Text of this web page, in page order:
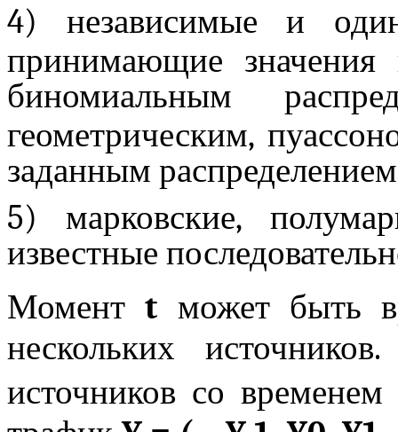
4) независимые и
принимающие
биномиальным
геометрическим,
заданным
5) марковские,
известные
Моментt может быть
нескольких
источников со